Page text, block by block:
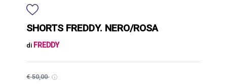
SHORTS FREDDY. NERO/ROSA
di FREDDY
€ 50,00